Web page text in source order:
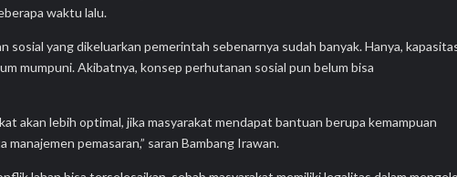
waktu lalu.
sosial yang dikeluarkan pemerintah sebenarnya sudah banyak. Hanya,
mumpuni. Akibatnya, konsep perhutanan sosial pun belum bisa
akan lebih optimal, jika masyarakat mendapat bantuan berupa kemampuan
pemasaran,” saran Bambang Irawan.